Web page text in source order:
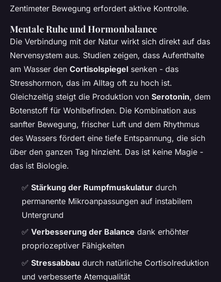
Zentimeter Bewegung erfordert aktive Kontrolle.
Mentale Ruhe und Hormonbalance
Die Verbindung mit der Natur wirkt sich direkt auf das
Nervensystem aus. Studien zeigen, dass Aufenthalte
am Wasser den Cortisolspiegel senken - das
Stresshormon, das im Alltag oft zu hoch ist.
Gleichzeitig steigt die Produktion von Serotonin, dem
Botenstoff für Wohlbefinden. Die Kombination aus
sanfter Bewegung, frischer Luft und dem Rhythmus
des Wassers fördert eine tiefe Entspannung, die sich
über den ganzen Tag hinzieht. Das ist keine Magie -
das ist Biologie.
✅ Stärkung der Rumpfmuskulatur durch
permanente Mikroanpassungen auf instabilem
Untergrund
✅ Verbesserung der Balance dank erhöhter
propriozeptiver Fähigkeiten
✅ Stressabbau durch natürliche Cortisolreduktion
und verbesserte Atemqualität